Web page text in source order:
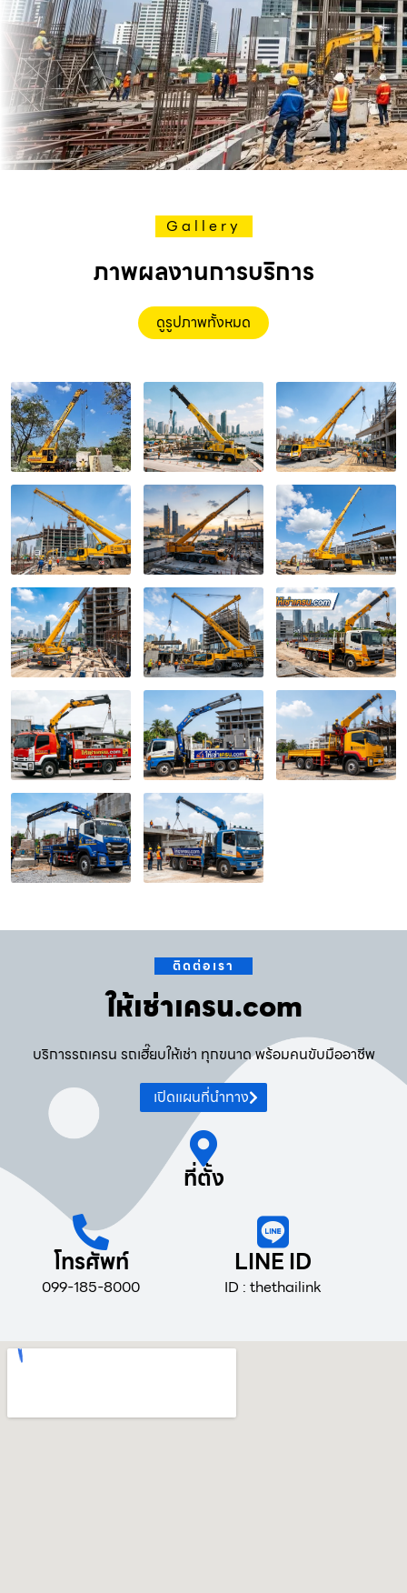
Gallery
ภาพผลงานการบริการ
ดูรูปภาพทั้งหมด
ติดต่อเรา
ให้เช่าเครน.com
บริการรถเครน รถเฮี๊ยบให้เช่า ทุกขนาด พร้อมคนขับมืออาชีพ
เปิดแผนที่นำทาง
ที่ตั้ง
โทรศัพท์
099-185-8000
LINE ID
ID : thethailink